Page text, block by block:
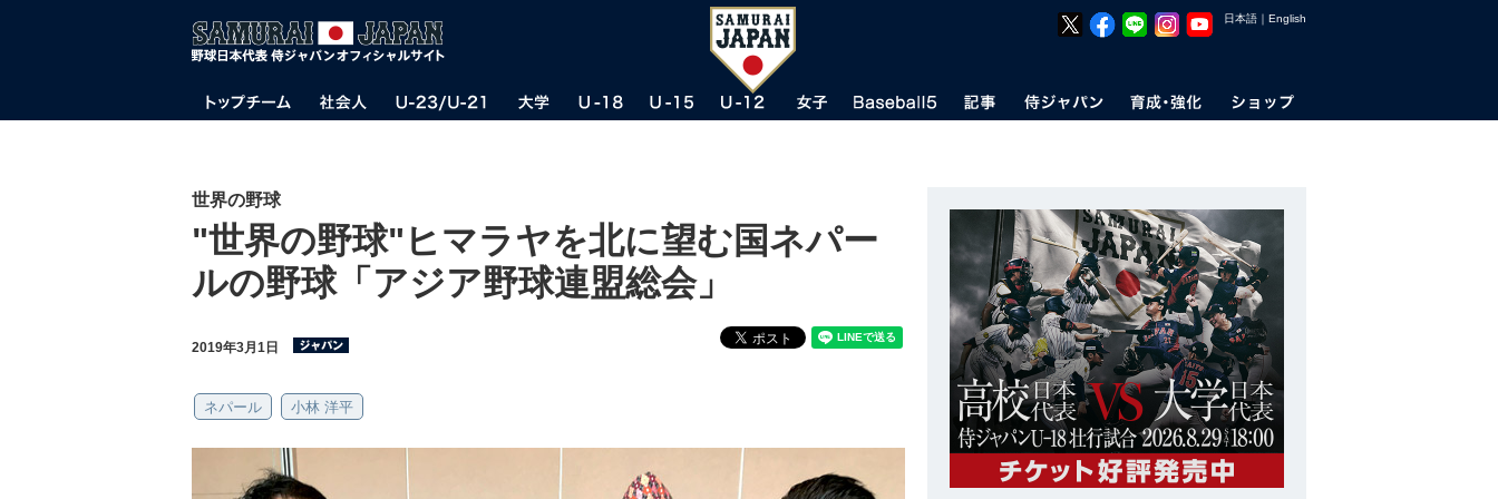
日本語 ｜ English
世界の野球
"世界の野球"ヒマラヤを北に望む国ネパー
ルの野球「アジア野球連盟総会」
2019年3月1日
ネパール 小林 洋平